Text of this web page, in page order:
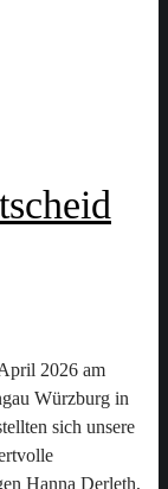
2026 am
Würzburg in
sich unsere
Hanna Derleth,